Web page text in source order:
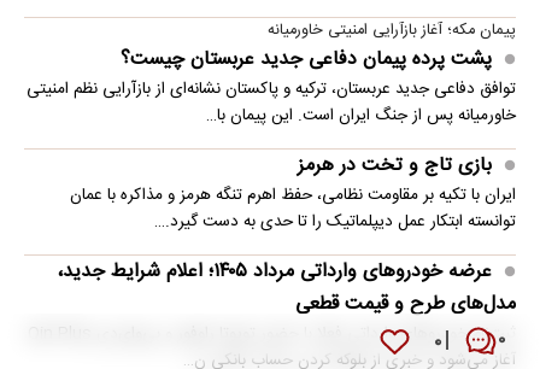
۰ ۰
پیمان مکه؛ آغاز بازآرایی امنیتی خاورمیانه
پشت پرده پیمان دفاعی جدید عربستان چیست؟
توافق دفاعی جدید عربستان، ترکیه و پاکستان نشانه‌ای از بازآرایی نظم امنیتی
خاورمیانه پس از جنگ ایران است. این پیمان با…
بازی تاج و تخت در هرمز
ایران با تکیه بر مقاومت نظامی، حفظ اهرم تنگه هرمز و مذاکره با عمان
توانسته ابتکار عمل دیپلماتیک را تا حدی به دست گیرد.…
عرضه خودروهای وارداتی مرداد ۱۴۰۵؛ اعلام شرایط جدید،
مدل‌های طرح و قیمت قطعی
آغاز می‌شود و خبری از بلوکه‌ کردن حساب بانکی ن…